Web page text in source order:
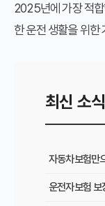
2025년에 가장 적
한 운전 생활을 위한
최신 소식